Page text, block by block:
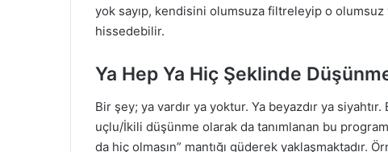
yok sayıp, kendisini olumsuza filtreleyip o
hissedebilir.
Ya Hep Ya Hiç Şeklinde
Bir şey; ya vardır ya yoktur. Ya beyazdır ya
uçlu/İkili düşünme olarak da tanımlanan bu
da hiç olmasın” mantığı güderek yaklaşmaktadır.